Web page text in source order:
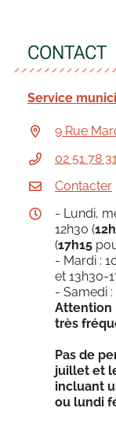
CONTACT
Service
9 Rue
02 51 78
Contacter
- Lundi,
12h30 (
(17h15
- Mardi :
et 13h30-
- Samedi :
Attention
très
Pas de
juillet et
incluant
ou lundi